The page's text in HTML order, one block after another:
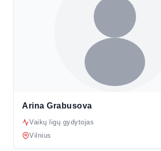
Arina Grabusova
Vaikų ligų gydytojas
Vilnius